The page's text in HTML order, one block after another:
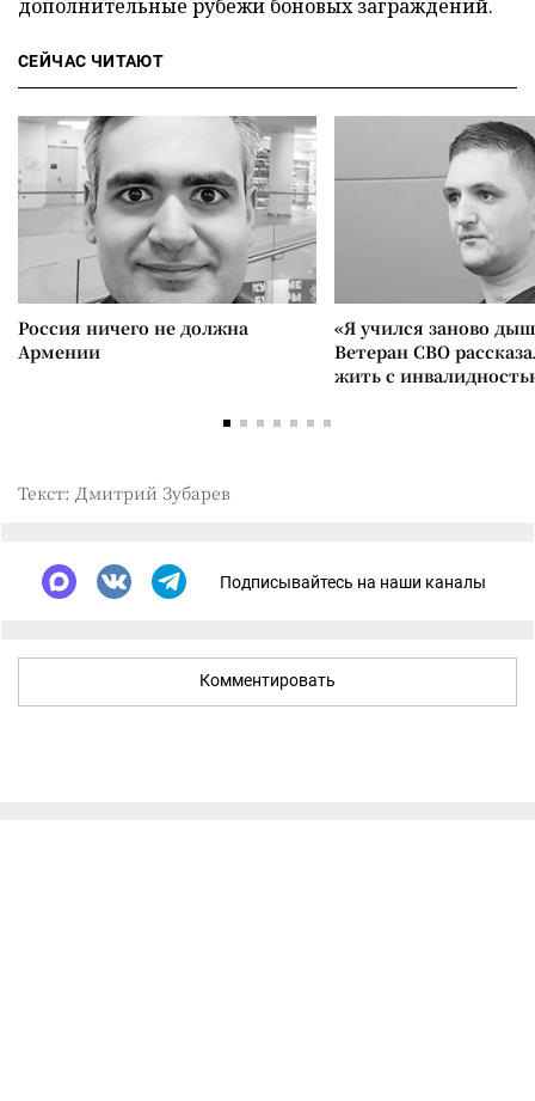
дополнительные рубежи боновых заграждений.
СЕЙЧАС ЧИТАЮТ
Россия ничего не должна
Армении
«Я учился заново
Ветеран СВО
жить с
Текст: Дмитрий Зубарев
Подписывайтесь на наши каналы
Комментировать